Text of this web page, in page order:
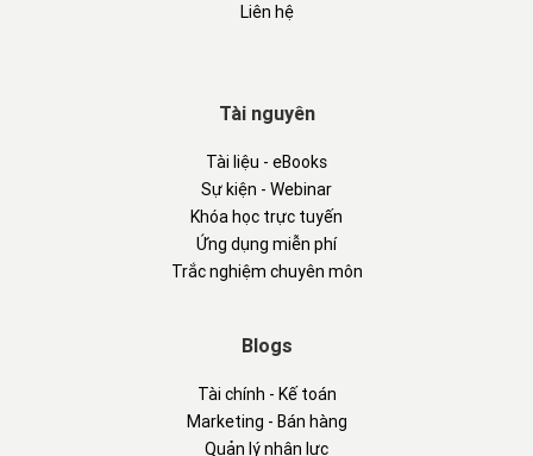
Liên hệ
Tài nguyên
Tài liệu - eBooks
Sự kiện - Webinar
Khóa học trực tuyến
Ứng dụng miễn phí
Trắc nghiệm chuyên môn
Blogs
Tài chính - Kế toán
Marketing - Bán hàng
Quản lý nhân lực